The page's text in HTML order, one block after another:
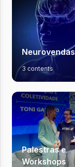
Neurovendas
3 contents
Palestras e
Workshops